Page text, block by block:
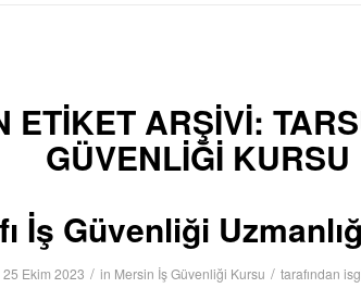
ETIKET ARŞIVI:
GÜVENLIĞI KURSU
İş Güvenliği
25 Ekim 2023 / in Mersin İş Güvenliği Kursu / tarafından